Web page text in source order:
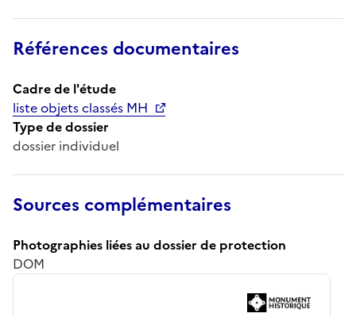
Références documentaires
Cadre de l'étude
liste objets classés MH
Type de dossier
dossier individuel
Sources complémentaires
Photographies liées au dossier de protection
DOM